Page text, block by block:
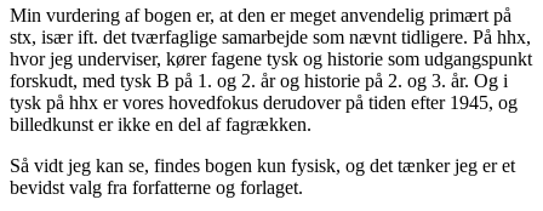
Min vurdering af bogen er, at den er meget anvendelig primært på
stx, især ift. det tværfaglige samarbejde som nævnt tidligere. På hhx,
hvor jeg underviser, kører fagene tysk og historie som udgangspunkt
forskudt, med tysk B på 1. og 2. år og historie på 2. og 3. år. Og i
tysk på hhx er vores hovedfokus derudover på tiden efter 1945, og
billedkunst er ikke en del af fagrækken.
Så vidt jeg kan se, findes bogen kun fysisk, og det tænker jeg er et
bevidst valg fra forfatterne og forlaget.